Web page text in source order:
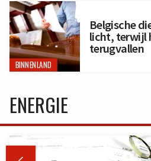
BINNENLAND
Belgische
licht, terwijl
terugvallen
ENERGIE